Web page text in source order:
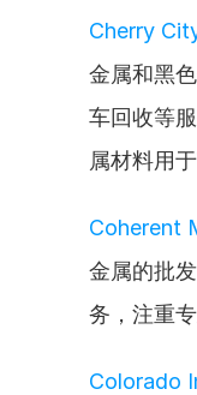
Cherry
金属和黑
车回收等
属材料用
Coherent
金属的批
务，注重
Colorado